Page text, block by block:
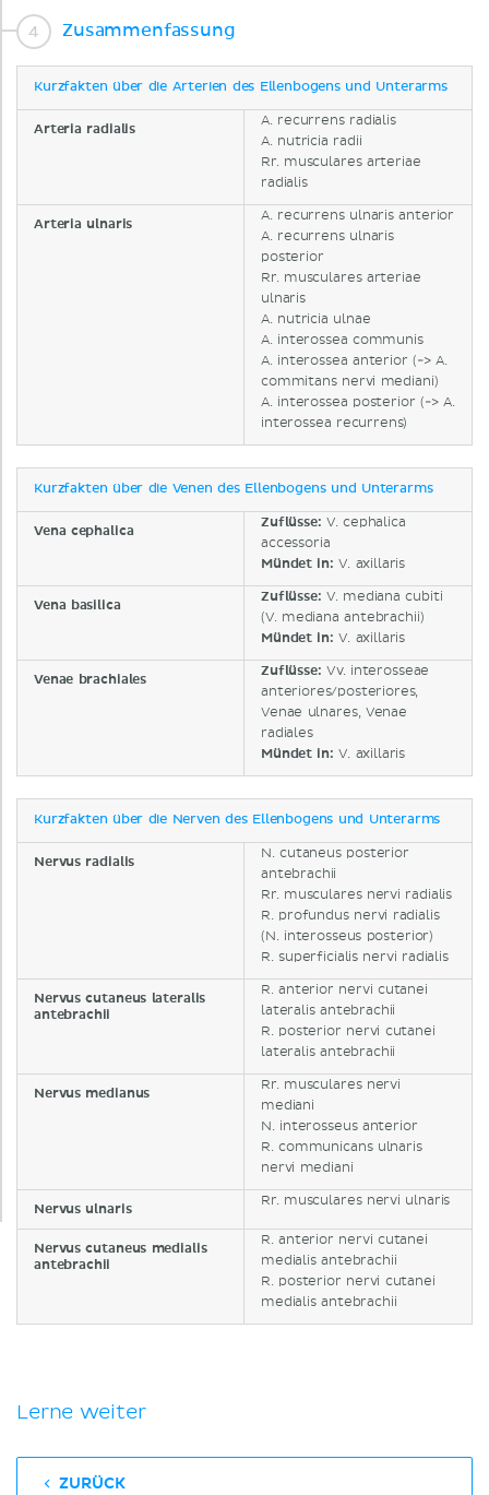
Zusammenfassung
Kurzfakten über die Arterien des Ellenbogens und Unterarms
Arteria radialis
A. recurrens radialis
A. nutricia radii
Rr. musculares arteriae
radialis
Arteria ulnaris
A. recurrens ulnaris anterior
A. recurrens ulnaris
posterior
Rr. musculares arteriae
ulnaris
A. nutricia ulnae
A. interossea communis
A. interossea anterior (-> A.
commitans nervi mediani)
A. interossea posterior (-> A.
interossea recurrens)
Kurzfakten über die Venen des Ellenbogens und Unterarms
Vena cephalica
Zuflüsse: V. cephalica
accessoria
Mündet in:V. axillaris
Vena basilica
Zuflüsse: V. mediana cubiti
(V. mediana antebrachii)
Mündet in:V. axillaris
Venae brachiales
Zuflüsse: Vv. interosseae
anteriores/posteriores,
Venae ulnares, Venae
radiales
Mündet in:V. axillaris
Kurzfakten über die Nerven des Ellenbogens und Unterarms
Nervus radialis
N. cutaneus posterior
antebrachii
Rr. musculares nervi radialis
R. profundus nervi radialis
(N. interosseus posterior)
R. superficialis nervi radialis
Nervus cutaneus lateralis
antebrachii
R. anterior nervi cutanei
lateralis antebrachii
R. posterior nervi cutanei
lateralis antebrachii
Nervus medianus
Rr. musculares nervi
mediani
N. interosseus anterior
R. communicans ulnaris
nervi mediani
Nervus ulnaris
Rr. musculares nervi ulnaris
Nervus cutaneus medialis
antebrachii
R. anterior nervi cutanei
medialis antebrachii
R. posterior nervi cutanei
medialis antebrachii
Lerne weiter
ZURÜCK